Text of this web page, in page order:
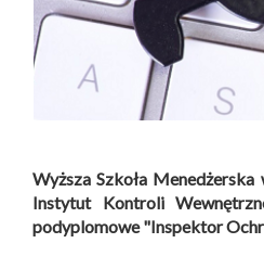
Wyższa Szkoła
Instytut Kontroli
podyplomowe "Inspektor